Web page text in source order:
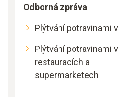
Odborná zpráva
Plýtvání potravinami
Plýtvání potravinami v
restauracích a
supermarketech